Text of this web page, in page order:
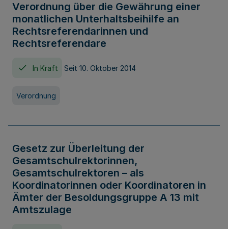
Verordnung über die Gewährung einer
monatlichen Unterhaltsbeihilfe an
Rechtsreferendarinnen und
Rechtsreferendare
In Kraft Seit 10. Oktober 2014
Verordnung
Gesetz zur Überleitung der
Gesamtschulrektorinnen,
Gesamtschulrektoren – als
Koordinatorinnen oder Koordinatoren in
Ämter der Besoldungsgruppe A 13 mit
Amtszulage